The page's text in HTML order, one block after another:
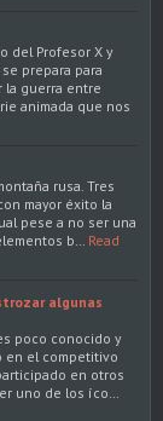
del Profesor X y
prepara para
la guerra entre
animada que nos
rusa. Tres
mayor éxito la
pese a no ser una
b…
Read
algunas
poco conocido y
en el competitivo
en otros
uno de los íco…